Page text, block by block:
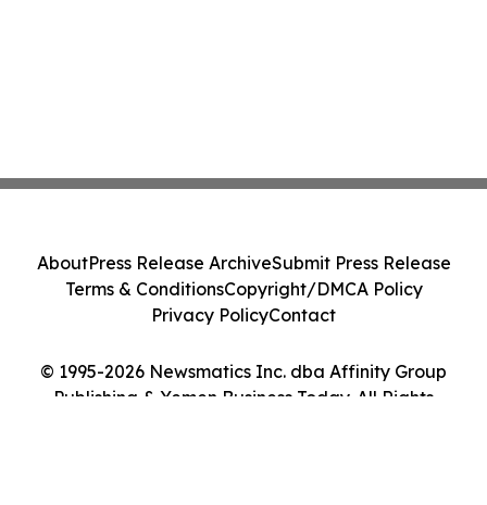
© 1995-2026 Newsmatics Inc. dba Affinity Group
Publishing & Yemen Business Today. All Rights
AboutPress Release ArchiveSubmit Press Release
Terms & ConditionsCopyright/DMCA Policy
Privacy PolicyContact